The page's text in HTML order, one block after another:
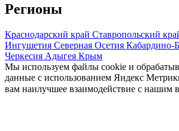
Регионы
Краснодарский край Ставропольский
Ингушетия Северная Осетия Кабардино-
Черкесия Адыгея Крым
Мы используем файлы cookie и
данные с использованием Яндекс
вам наилучшее взаимодействие с нашим